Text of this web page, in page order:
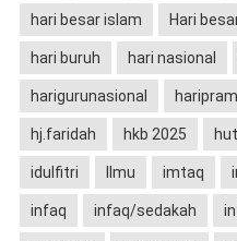
hari besar islam Hari
hari buruh hari nasional
harigurunasional
hj.faridah hkb 2025
idulfitri Ilmu imtaq
infaq infaq/sedakah